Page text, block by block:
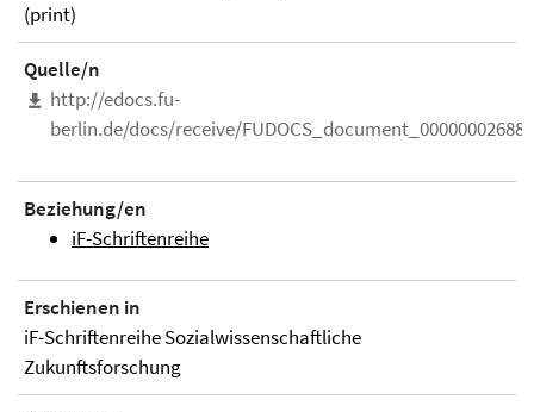
(print)
Quelle/n
http://edocs.fu-
berlin.de/docs/receive/FUDOCS_document_000000026889
Beziehung/en
iF-Schriftenreihe
Erschienen in
iF-Schriftenreihe Sozialwissenschaftliche
Zukunftsforschung